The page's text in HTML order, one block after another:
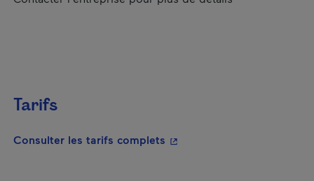
Tarifs
Consulter les tarifs complets - Cet hyperlien s'ouvrira